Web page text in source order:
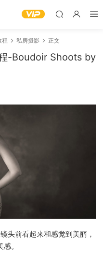
程 私房摄影 正文
-Boudoir Shoots by
头前看起来和感觉到美丽，
。